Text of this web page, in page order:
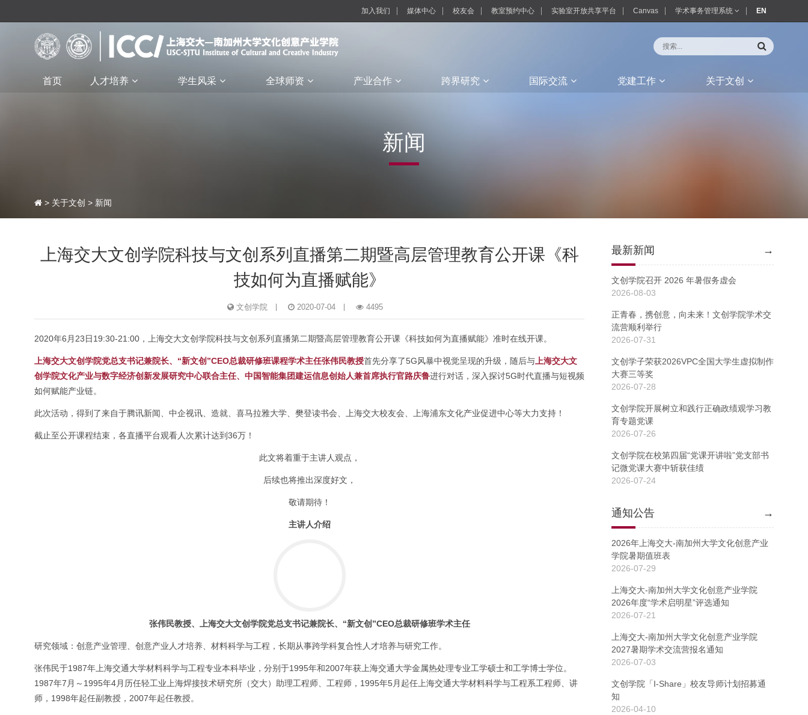
加入我们 媒体中心 校友会 教室预约中心 实验室开放共享平台 Canvas 学术事务管理系统 EN
首页 人才培养 学生风采 全球师资 产业合作 跨界研究 国际交流 党建工作 关于文创
> 关于文创 > 新闻
新闻
上海交大文创学院科技与文创系列直播第二期暨高层管理教育公开课《科
技如何为直播赋能》
文创学院 2020-07-04 4495
2020年6月23日19:30-21:00，上海交大文创学院科技与文创系列直播第二期暨高层管理教育公开课《科技如何为直播赋能》准时在线开课。
上海交大文创学院党总支书记兼院长、“新文创”CEO总裁研修班课程学术主任张伟民教授首先分享了5G风暴中视觉呈现的升级，随后与 上海交大文
创学院文化产业与数字经济创新发展研究中心联合主任、中国智能集团建运信息创始人兼首席执行官路庆鲁进行对话，深入探讨5G时代直播与短视频
如何赋能产业链。
此次活动，得到了来自于腾讯新闻、中企视讯、造就、喜马拉雅大学、樊登读书会、上海交大校友会、上海浦东文化产业促进中心等大力支持！
截止至公开课程结束，各直播平台观看人次累计达到36万！
此文将着重于主讲人观点，
后续也将推出深度好文，
敬请期待！
主讲人介绍
张伟民教授、上海交大文创学院党总支书记兼院长、“新文创”CEO总裁研修班学术主任
研究领域：创意产业管理、创意产业人才培养、材料科学与工程，长期从事跨学科复合性人才培养与研究工作。
张伟民于1987年上海交通大学材料科学与工程专业本科毕业，分别于1995年和2007年获上海交通大学金属热处理专业工学硕士和工学博士学位。
1987年7月～1995年4月历任轻工业上海焊接技术研究所（交大）助理工程师、工程师，1995年5月起任上海交通大学材料科学与工程系工程师、讲
师，1998年起任副教授，2007年起任教授。
最新新闻 →
文创学院召开 2026 年暑假务虚会
2026-08-03
正青春，携创意，向未来！文创学院学术交
流营顺利举行
2026-07-31
文创学子荣获2026VPC全国大学生虚拟制作
大赛三等奖
2026-07-28
文创学院开展树立和践行正确政绩观学习教
育专题党课
2026-07-26
文创学院在校第四届“党课开讲啦”党支部书
记微党课大赛中斩获佳绩
2026-07-24
通知公告 →
2026年上海交大-南加州大学文化创意产业
学院暑期值班表
2026-07-29
上海交大-南加州大学文化创意产业学院
2026年度“学术启明星”评选通知
2026-07-21
上海交大-南加州大学文化创意产业学院
2027暑期学术交流营报名通知
2026-07-03
文创学院「I-Share」校友导师计划招募通
知
2026-04-10